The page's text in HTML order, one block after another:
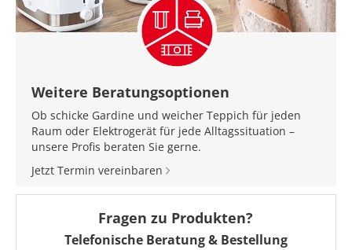
Weitere Beratungsoptionen
Ob schicke Gardine und weicher Teppich für jeden
Raum oder Elektrogerät für jede Alltagssituation –
unsere Profis beraten Sie gerne.
Jetzt Termin vereinbaren
Fragen zu Produkten?
Telefonische Beratung & Bestellung